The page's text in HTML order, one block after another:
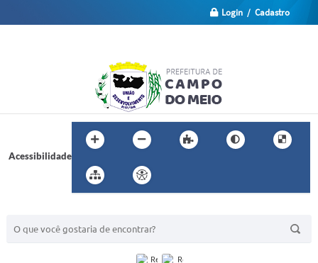
Login / Cadastro
Acessibilidade